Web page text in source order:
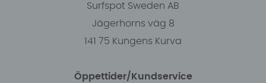
Surfspot Sweden AB
Jägerhorns väg 8
141 75 Kungens Kurva
Öppettider/Kundservice